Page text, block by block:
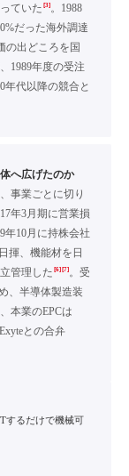
ていた [3]。1988
だった海外調達
の出どころを国
1989年度の受注
年代以降の競合と
へ広げたのか
事業ごとに切り
年3月期に営業損
年10月に持株会社
揮、機能材を日
管理した [6][7]。受
、半導体製造装
本業のEPCは
との合弁
するだけで機械可